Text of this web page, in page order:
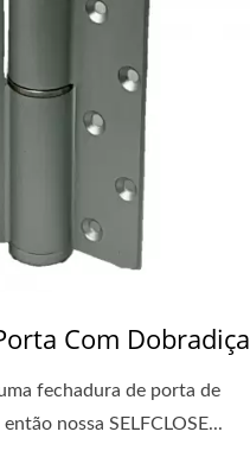
Com Dobradiça
fechadura de porta de
nossa SELFCLOSE...